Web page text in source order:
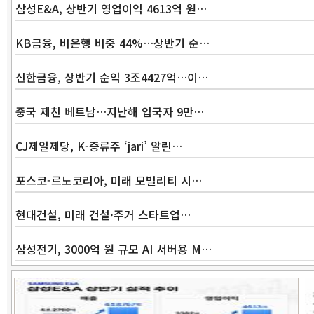
삼성E&A, 상반기 영업이익 4613억 원…
KB금융, 비은행 비중 44%…상반기 순…
신한금융, 상반기 순익 3조4427억…이…
중국 제친 베트남…지난해 입국자 9만…
CJ제일제당, K-증류주 ‘jari’ 알린…
포스코-르노코리아, 미래 모빌리티 시…
현대건설, 미래 건설·주거 스타트업…
삼성전기, 3000억 원 규모 AI 서버용 M…